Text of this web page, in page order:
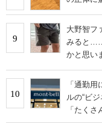
9
大野智フ
みると
かと思い
10
「通勤
ルの“ビ
「たく